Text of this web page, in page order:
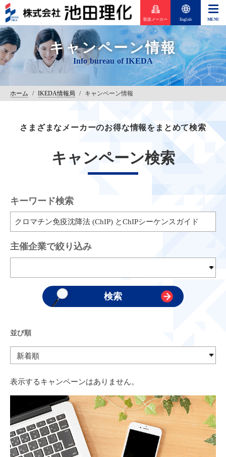
取扱メーカー English
キャンペーン情報
ホーム / IKEDA情報局 / キャンペーン情報
さまざまなメーカーのお得な情報をまとめて検索
キャンペーン検索
キーワード検索
主催企業で絞り込み
並び順
表示するキャンペーンはありません。